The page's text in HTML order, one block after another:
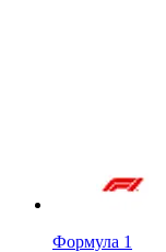
Формула 1